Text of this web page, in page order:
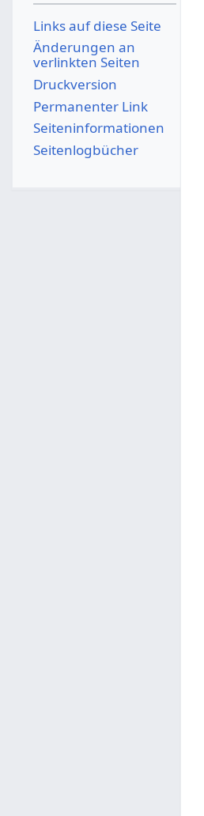
Links auf diese Seite
Änderungen an
verlinkten Seiten
Druckversion
Permanenter Link
Seiten­­informationen
Seitenlogbücher